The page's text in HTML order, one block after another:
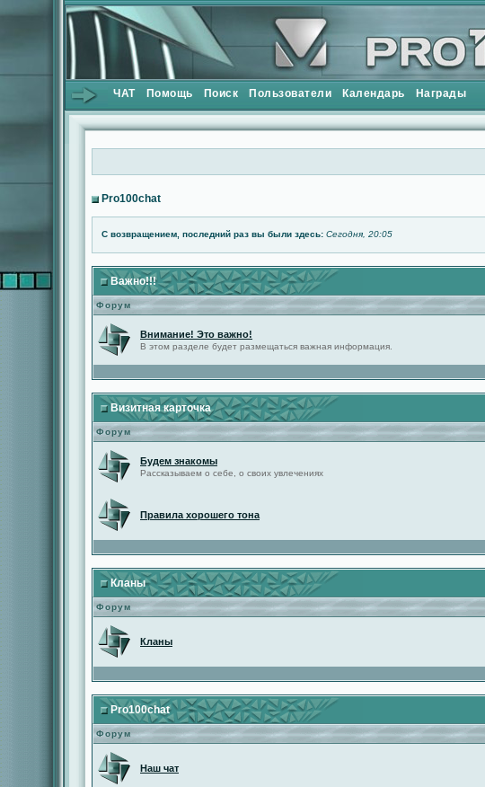
ЧАТ Помощь Поиск Пользователи Календарь Награды
Pro100chat
С возвращением, последний раз вы были здесь: Сегодня, 20:05
Важно!!!
Форум
Внимание! Это важно!
В этом разделе будет размещаться важная информация.
Визитная карточка
Форум
Будем знакомы
Рассказываем о себе, о своих увлечениях
Правила хорошего тона
Кланы
Форум
Кланы
Pro100chat
Форум
Наш чат